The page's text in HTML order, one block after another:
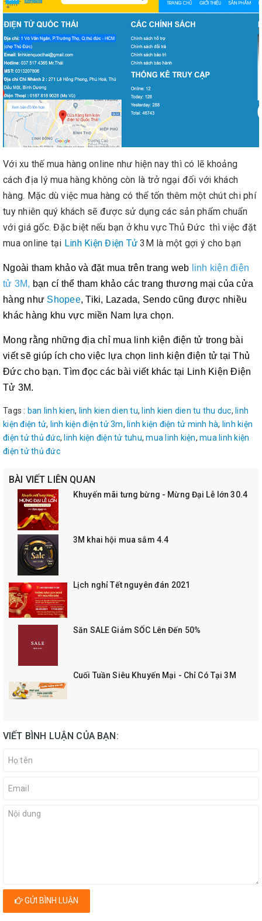
Với xu thế mua hàng online như hiện nay thì có lẽ khoảng
cách địa lý mua hàng không còn là trở ngại đối với khách
hàng. Mặc dù việc mua hàng có thể tốn thêm một chút chi phí
tuy nhiên quý khách sẽ được sử dụng các sản phẩm chuẩn
với giá gốc. Đặc biệt nếu bạn ở khu vực Thủ Đức thì việc đặt
mua online tại Linh Kiện Điện Tử 3M là một gợi ý cho bạn
Ngoài tham khảo và đặt mua trên trang web linh kiện điện
tử 3M, bạn cí thể tham khảo các trang thương mại của cửa
hàng như Shopee, Tiki, Lazada, Sendo cũng được nhiều
khác hàng khu vực miền Nam lựa chọn.
Mong rằng những địa chỉ mua linh kiện điện tử trong bài
viết sẽ giúp ích cho việc lựa chọn linh kiện điện tử tại Thủ
Đức cho bạn. Tìm đọc các bài viết khác tại Linh Kiện Điện
Tử 3M.
Tags : ban linh kien, linh kien dien tu, linh kien dien tu thu duc, linh
kiện điện tử, linh kiện điện tử 3m, linh kiện điện tử minh hà, linh kiện
điện tử thủ đức, linh kiện điện tử tuhu,mua linh kiện, mua linh kiện
điện tử thủ đức
BÀI VIẾT LIÊN QUAN
Khuyến mãi tưng bừng - Mừng Đại Lễ lớn 30.4
3M khai hội mua sắm 4.4
Lịch nghỉ Tết nguyên đán 2021
Săn SALE Giảm SỐC Lên Đến 50%
Cuối Tuần Siêu Khuyến Mại - Chỉ Có Tại 3M
VIẾT BÌNH LUẬN CỦA BẠN:
GỬI BÌNH LUẬN